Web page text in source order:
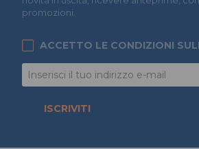
promozioni.
ACCETTO LE CONDIZIONI
ISCRIVITI